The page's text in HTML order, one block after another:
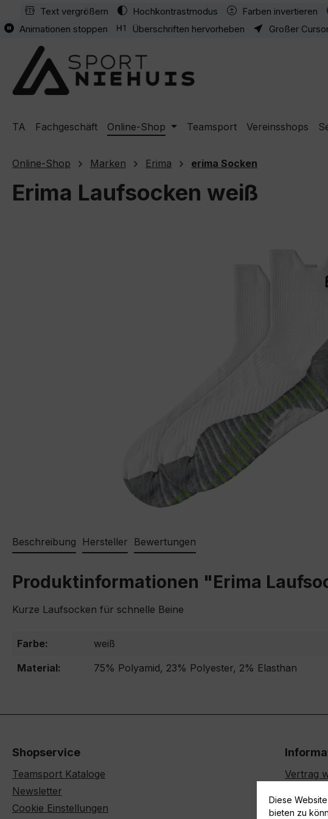
Hauptinhalt springen
Zur Suche springen
Zur Hauptnavigation springen
Text vergrößern Hochkontrastmodus Farben invertieren
Animationen stoppen
Überschriften hervorheben Großer
TA Fachgeschäft Online-Shop Teamsport Vereinsshops
Online-Shop Marken Erima erima Socken
Erima Laufsocken weiß
Beschreibung Hersteller Bewertungen
Produktinformationen "Erima
Kurze Laufsocken für schnelle Beine
Farbe:
weiß
Material:
75% Polyamid, 23% Polyester, 2% Elasthan
Shopservice
Teamsport Kataloge
Newsletter
Cookie Einstellungen
Vertrag
Diese
bieten zu